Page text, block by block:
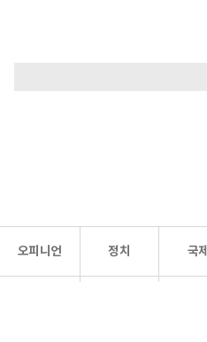
오피니언 정치 국제